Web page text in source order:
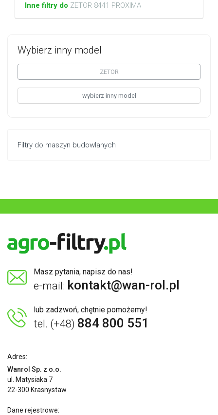
Wybierz inny model
ZETOR
wybierz inny model
Filtry do maszyn budowlanych
Inne filtry do ZETOR 8441 PROXIMA
Masz pytania, napisz do nas!
e-mail: kontakt@wan-rol.pl
lub zadzwoń, chętnie pomożemy!
tel. (+48) 884 800 551
Adres:
Wanrol Sp. z o.o.
ul. Matysiaka 7
22-300 Krasnystaw
Dane rejestrowe: